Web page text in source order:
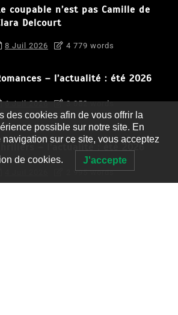
coupable n’est pas Camille de
Delcourt
8 Juil 2026 4 779 words
– l’actualité : été 2026
6 Juil 2026 3 052 words
Thrillers – l’actualité : été 2026
2 995 words
des cookies afin de vous offrir la
possible sur notre site. En
navigation sur ce site, vous acceptez
de cookies. J'accepte